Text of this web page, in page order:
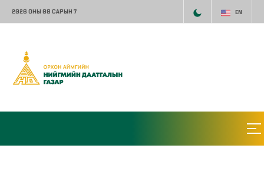
2026 ОНЫ 08 САРЫН 7 EN